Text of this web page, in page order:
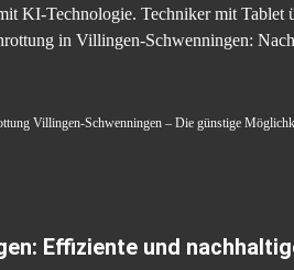
KI-Technologie. Techniker mit Tablet
in Villingen-Schwenningen:
Villingen-Schwenningen – Die günstige
Effiziente und